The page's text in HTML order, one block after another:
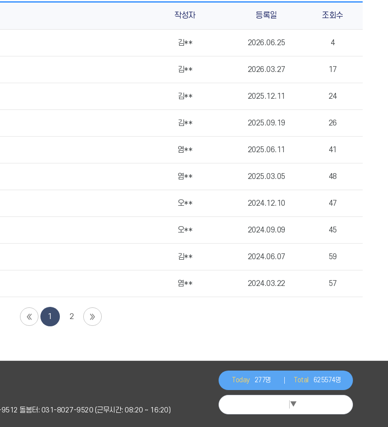
작성자 등록일 조회수
김** 2026.06.25 4
김** 2026.03.27 17
김** 2025.12.11 24
김** 2025.09.19 26
염** 2025.06.11 41
염** 2025.03.05 48
오** 2024.12.10 47
오** 2024.09.09 45
김** 2024.06.07 59
염** 2024.03.22 57
1 2
돌봄터: 031-8027-9520 (근무시간: 08:20 ~ 16:20)
Today 277명 Total 625574명
▼